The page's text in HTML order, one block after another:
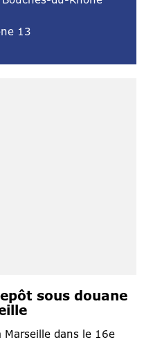
13
sous douane
dans le 16e